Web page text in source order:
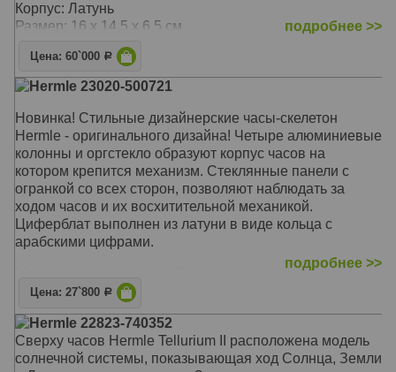
Корпус: Латунь
Размер: 16 х 14,5 х 6,5 см
подробнее >>
Цена: 60`000 Р
Hermle 23020-500721
Новинка! Стильные дизайнерские часы-скелетон
Hermle - оригинального дизайна! Четыре алюминиевые
колонны и оргстекло образуют корпус часов на
котором крепится механизм. Стеклянные панели с
огранкой со всех сторон, позволяют наблюдать за
ходом часов и их восхитительной механикой.
Циферблат выполнен из латуни в виде кольца с
арабскими цифрами.
Корпус: Латунь, алюминий
подробнее >>
Цена: 27`800 Р
Hermle 22823-740352
Сверху часов Hermle Tellurium II расположена модель
солнечной системы, показывающая ход Солнца, Земли